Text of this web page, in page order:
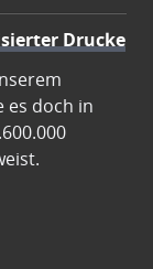
Drucke
es doch in